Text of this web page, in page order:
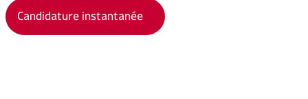
Candidature instantanée